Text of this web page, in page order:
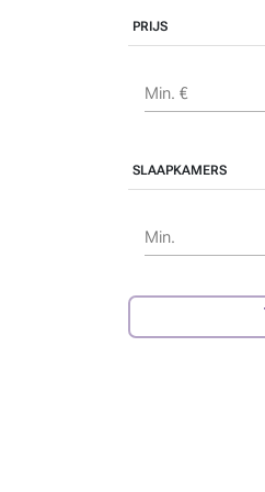
PRIJS
Min. €
SLAAPKAMERS
Min.